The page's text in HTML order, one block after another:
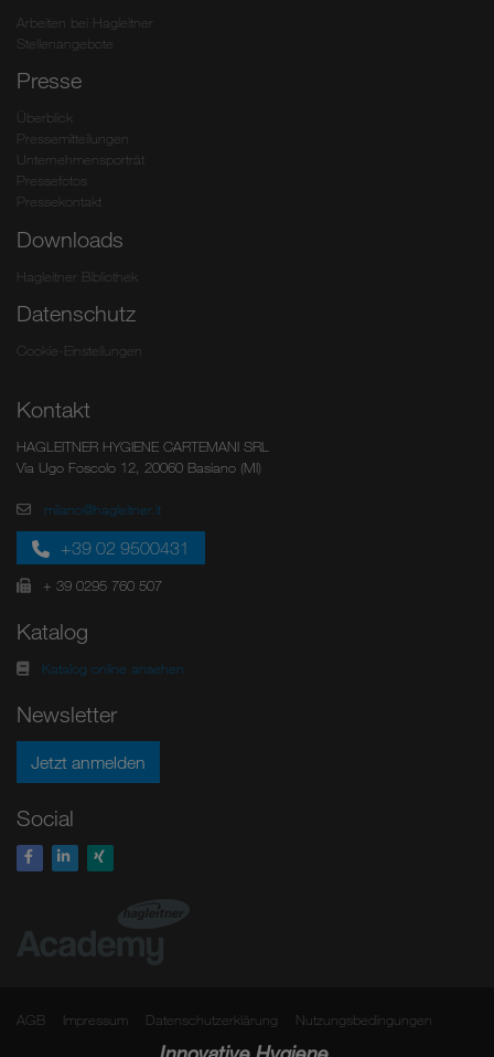
Arbeiten bei Hagleitner
Stellenangebote
Presse
Überblick
Pressemitteilungen
Unternehmensporträt
Pressefotos
Pressekontakt
Downloads
Hagleitner Bibliothek
Datenschutz
Cookie-Einstellungen
Kontakt
HAGLEITNER HYGIENE CARTEMANI SRL
Via Ugo Foscolo 12, 20060 Basiano (MI)
milano@hagleitner.it
+39 02 9500431
+ 39 0295 760 507
Katalog
Katalog online ansehen
Newsletter
Jetzt anmelden
Social
AGB Impressum Datenschutzerklärung Nutzungsbedingungen